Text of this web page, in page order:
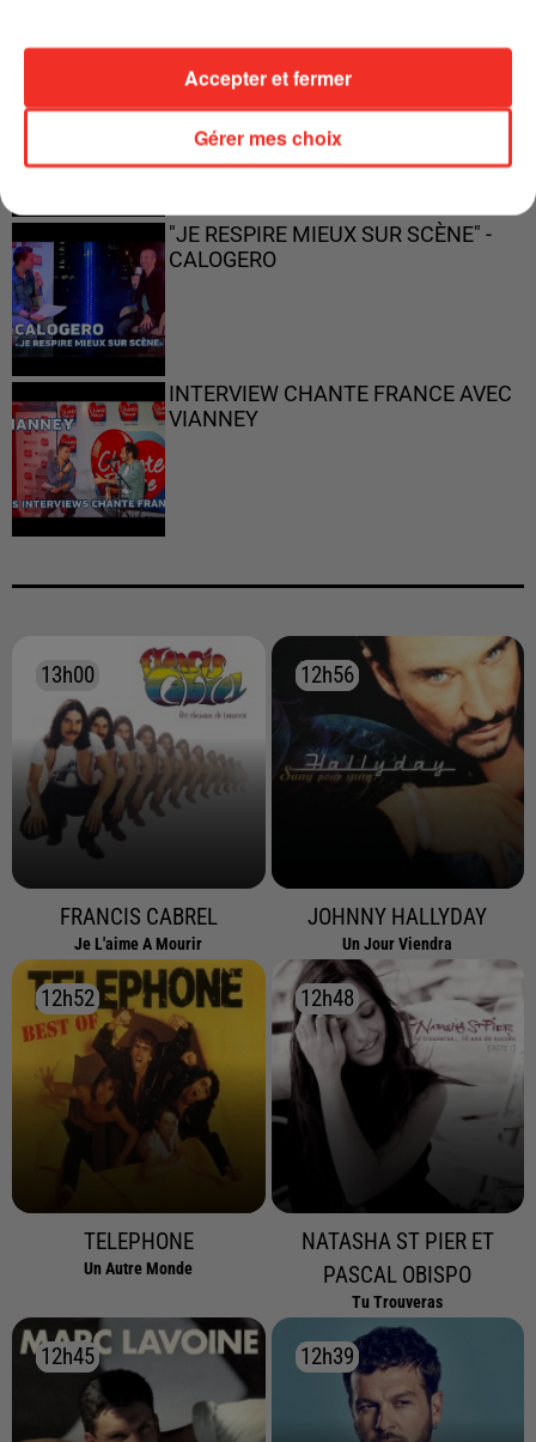
"ON N'EST PAS DES PARENTS
"JE RESPIRE MIEUX SUR SCÈNE" -
CALOGERO
INTERVIEW CHANTE FRANCE AVEC
VIANNEY
13h00
13h00
FRANCIS CABREL
Je L'aime A Mourir
12h56
12h56
JOHNNY HALLYDAY
Un Jour Viendra
12h52
12h52
TELEPHONE
Un Autre Monde
12h48
12h48
NATASHA ST PIER ET
PASCAL OBISPO
Tu Trouveras
12h45
12h45 12h39
12h39
Gérer mes choix
Accepter et fermer